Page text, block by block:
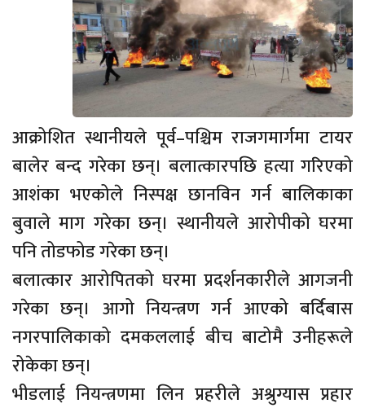
आक्रोशित स्थानीयले पूर्व–पश्चिम राजगमार्गमा टायर
बालेर बन्द गरेका छन्। बलात्कारपछि हत्या गरिएको
आशंका भएकोले निस्पक्ष छानविन गर्न बालिकाका
बुवाले माग गरेका छन्। स्थानीयले आरोपीको घरमा
पनि तोडफोड गरेका छन्।
बलात्कार आरोपितको घरमा प्रदर्शनकारीले आगजनी
गरेका छन्। आगो नियन्त्रण गर्न आएको बर्दिबास
नगरपालिकाको दमकललाई बीच बाटोमै उनीहरूले
रोकेका छन्।
भीडलाई नियन्त्रणमा लिन प्रहरीले अश्रुग्यास प्रहार